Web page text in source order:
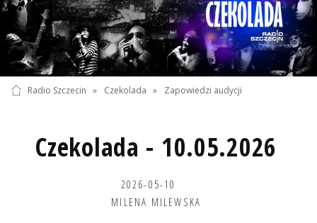
Radio Szczecin » Czekolada » Zapowiedzi audycji
Czekolada - 10.05.2026
2026-05-10
MILENA MILEWSKA